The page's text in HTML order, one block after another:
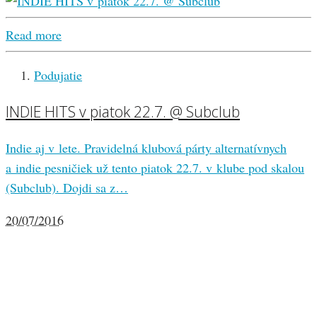
Read more
Podujatie
INDIE HITS v piatok 22.7. @ Subclub
Indie aj v lete. Pravidelná klubová párty alternatívnych
a indie pesničiek už tento piatok 22.7. v klube pod skalou
(Subclub). Dojdi sa z…
20/07/2016